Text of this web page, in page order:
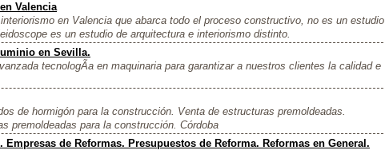
Valencia
en Valencia que abarca todo el proceso constructivo, no es un estudio
es un estudio de arquitectura e interiorismo distinto.
en Sevilla.
tecnologÃ­a en maquinaria para garantizar a nuestros clientes la calidad e
de hormigón para la construcción. Venta de estructuras premoldeadas.
premoldeadas para la construcción. Córdoba
de Reformas. Presupuestos de Reforma. Reformas en General.